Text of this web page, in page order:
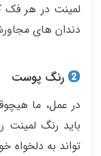
لمینت در هر فک
دندان های
رنگ پوست
در عمل، ما
باید رنگ لمینت
تواند به